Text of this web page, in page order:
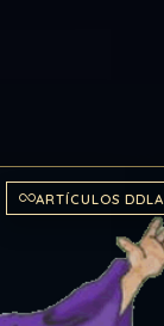
ARTÍCULOS DDLA